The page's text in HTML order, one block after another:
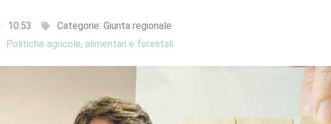
10:53 Categorie: Giunta regionale
Politiche agricole, alimentari e forestali